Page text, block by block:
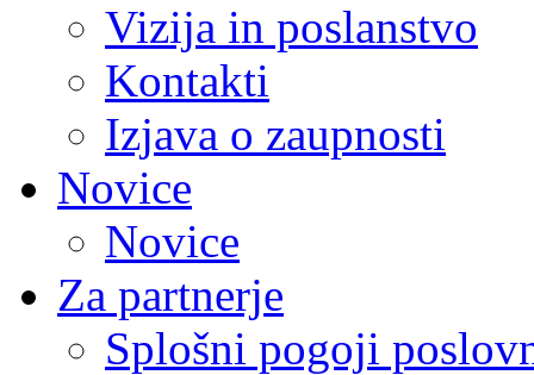
Vizija in poslanstvo
Kontakti
Izjava o zaupnosti
Novice
Novice
Za partnerje
Splošni pogoji